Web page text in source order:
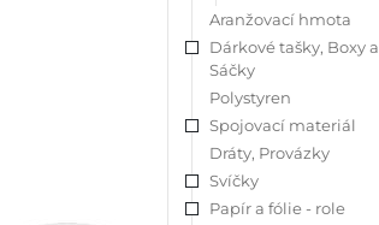
Aranžovací hmota
Dárkové tašky, Boxy a
Sáčky
Polystyren
Spojovací materiál
Dráty, Provázky
Svíčky
Papír a fólie - role